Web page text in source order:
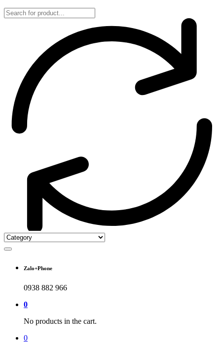
Zalo+Phone
0938 882 966
0
No products in the cart.
0